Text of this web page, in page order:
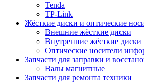
Tenda
TP-Link
Жёсткие диски и оптические
Внешние жёсткие диски
Внутренние жёсткие диски
Оптические носители
Запчасти для заправки и
Валы магнитные
Запчасти для ремонта техники